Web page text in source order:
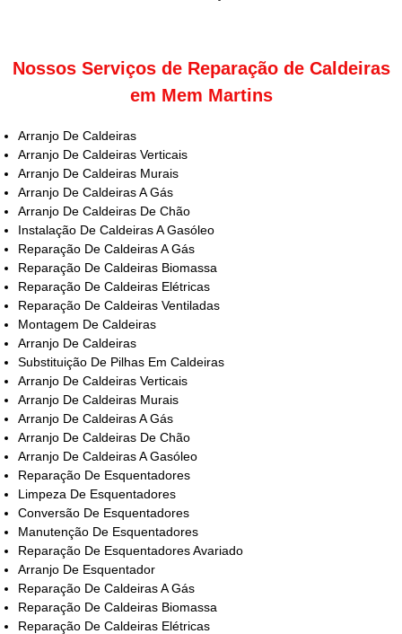
Nossos Serviços de Reparação de Caldeiras
em Mem Martins
Arranjo De Caldeiras
Arranjo De Caldeiras Verticais
Arranjo De Caldeiras Murais
Arranjo De Caldeiras A Gás
Arranjo De Caldeiras De Chão
Instalação De Caldeiras A Gasóleo
Reparação De Caldeiras A Gás
Reparação De Caldeiras Biomassa
Reparação De Caldeiras Elétricas
Reparação De Caldeiras Ventiladas
Montagem De Caldeiras
Arranjo De Caldeiras
Substituição De Pilhas Em Caldeiras
Arranjo De Caldeiras Verticais
Arranjo De Caldeiras Murais
Arranjo De Caldeiras A Gás
Arranjo De Caldeiras De Chão
Arranjo De Caldeiras A Gasóleo
Reparação De Esquentadores
Limpeza De Esquentadores
Conversão De Esquentadores
Manutenção De Esquentadores
Reparação De Esquentadores Avariado
Arranjo De Esquentador
Reparação De Caldeiras A Gás
Reparação De Caldeiras Biomassa
Reparação De Caldeiras Elétricas